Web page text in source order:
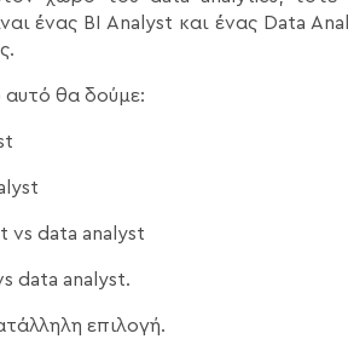
ένας BI Analyst και ένας Data
αυτό θα δούμε:
vs data analyst
data analyst.
επιλογή.